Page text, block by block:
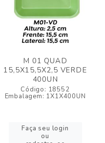
M 01 QUAD
15,5X15,5X2,5 VERDE
400UN
Código: 18552
Embalagem: 1X1X400UN
Faça seu login
ou